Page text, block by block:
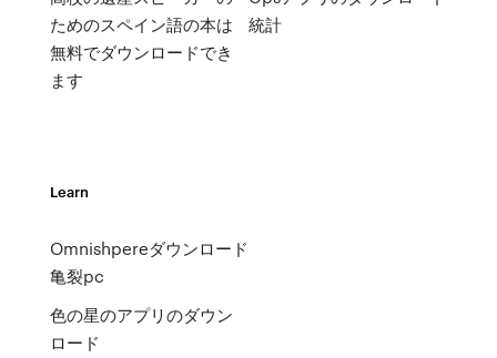
ためのスペイン語の本は
無料でダウンロードでき
ます
統計
Learn
Omn​​ishpereダウンロード
亀裂pc
色の星のアプリのダウン
ロード